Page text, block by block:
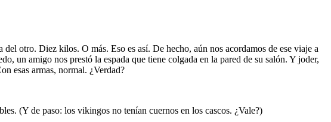
otro. Diez kilos. O más. Eso es así. De hecho, aún nos acordamos de ese viaje a
un amigo nos prestó la espada que tiene colgada en la pared de su salón. Y joder,
esas armas, normal. ¿Verdad?
(Y de paso: los vikingos no tenían cuernos en los cascos. ¿Vale?)